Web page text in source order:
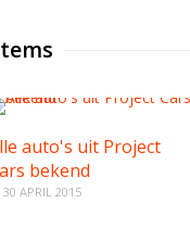
auto's uit Project
bekend
30 APRIL 2015